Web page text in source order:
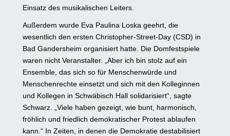
Einsatz des musikalischen Leiters.
Außerdem wurde Eva Paulina Loska geehrt, die
wesentlich den ersten Christopher-Street-Day (CSD) in
Bad Gandersheim organisiert hatte. Die Domfestspiele
waren nicht Veranstalter. „Aber ich bin stolz auf ein
Ensemble, das sich so für Menschenwürde und
Menschenrechte einsetzt und sich mit den Kolleginnen
und Kollegen in Schwäbisch Hall solidarisiert“, sagte
Schwarz. „Viele haben gezeigt, wie bunt, harmonisch,
fröhlich und friedlich demokratischer Protest ablaufen
kann.“ In Zeiten, in denen die Demokratie destabilisiert